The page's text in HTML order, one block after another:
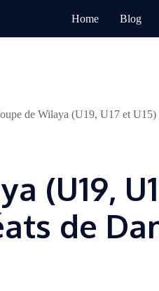
Home Blog
de Wilaya (U19, U17 et U15)
(U19,
de